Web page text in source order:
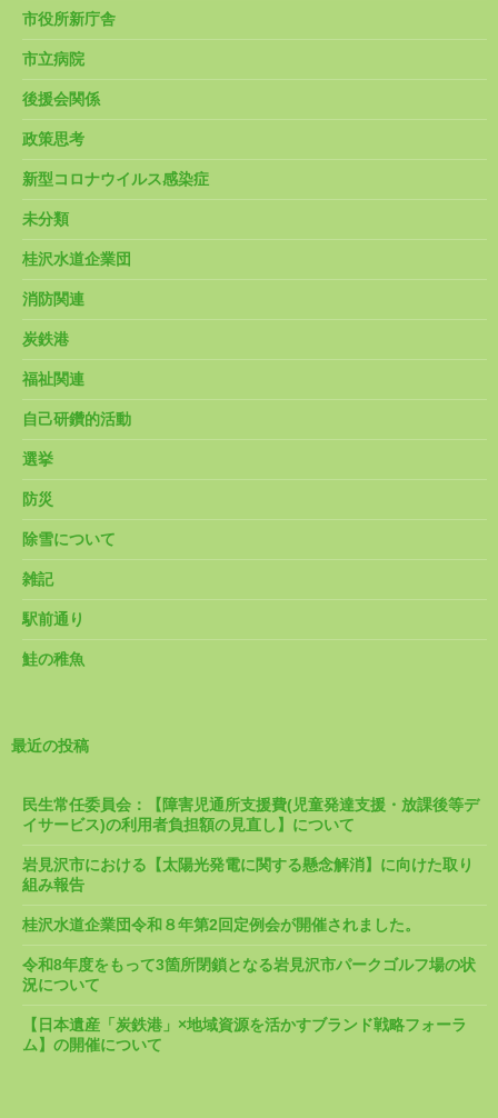
市役所新庁舎
市立病院
後援会関係
政策思考
新型コロナウイルス感染症
未分類
桂沢水道企業団
消防関連
炭鉄港
福祉関連
自己研鑽的活動
選挙
防災
除雪について
雑記
駅前通り
鮭の稚魚
最近の投稿
民生常任委員会：【障害児通所支援費(児童発達支援・放課後等デ
イサービス)の利用者負担額の見直し】について
岩見沢市における【太陽光発電に関する懸念解消】に向けた取り
組み報告
桂沢水道企業団令和８年第2回定例会が開催されました。
令和8年度をもって3箇所閉鎖となる岩見沢市パークゴルフ場の状
況について
【日本遺産「炭鉄港」×地域資源を活かすブランド戦略フォーラ
ム】の開催について